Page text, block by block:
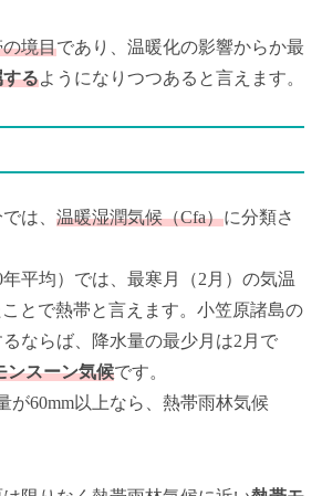
境目であり、温暖化の影響からか最
るようになりつつあると言えます。
は、 温暖湿潤気候（Cfa）に分類さ
年平均）では、最寒月（2月）の気温
とで熱帯と言えます。小笠原諸島の
ならば、降水量の最少月は2月で
ンスーン気候です。
が60mm以上なら、熱帯雨林気候